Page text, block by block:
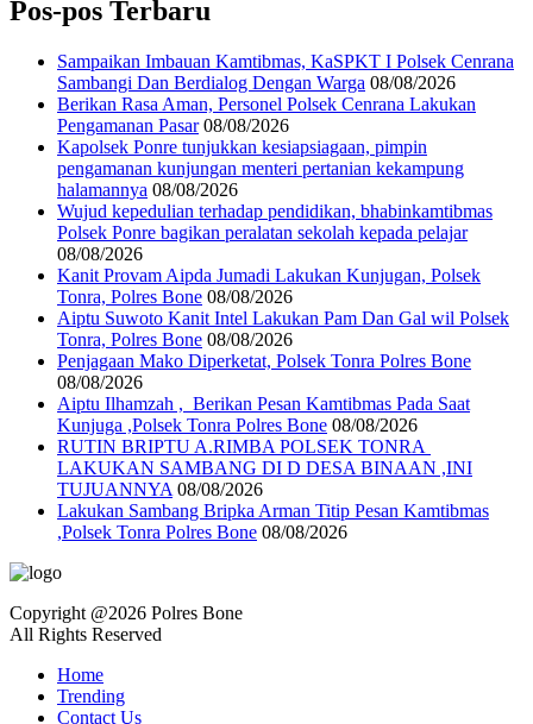
Pos-pos Terbaru
‎Sampaikan Imbauan Kamtibmas, KaSPKT I Polsek Cenrana
Sambangi Dan Berdialog Dengan Warga 08/08/2026
‎Berikan Rasa Aman, Personel Polsek Cenrana Lakukan
Pengamanan Pasar 08/08/2026
Kapolsek Ponre tunjukkan kesiapsiagaan, pimpin
pengamanan kunjungan menteri pertanian kekampung
halamannya 08/08/2026
Wujud kepedulian terhadap pendidikan, bhabinkamtibmas
Polsek Ponre bagikan peralatan sekolah kepada pelajar
08/08/2026
Kanit Provam Aipda Jumadi Lakukan Kunjugan, Polsek
Tonra, Polres Bone 08/08/2026
Aiptu Suwoto Kanit Intel Lakukan Pam Dan Gal wil Polsek
Tonra, Polres Bone 08/08/2026
Penjagaan Mako Diperketat, Polsek Tonra Polres Bone
08/08/2026
Aiptu Ilhamzah , Berikan Pesan Kamtibmas Pada Saat
Kunjuga ,Polsek Tonra Polres Bone 08/08/2026
RUTIN BRIPTU A.RIMBA POLSEK TONRA
LAKUKAN SAMBANG DI D DESA BINAAN ,INI
TUJUANNYA 08/08/2026
Lakukan Sambang Bripka Arman Titip Pesan Kamtibmas
,Polsek Tonra Polres Bone 08/08/2026
Copyright @2026 Polres Bone
All Rights Reserved
Home
Trending
Contact Us